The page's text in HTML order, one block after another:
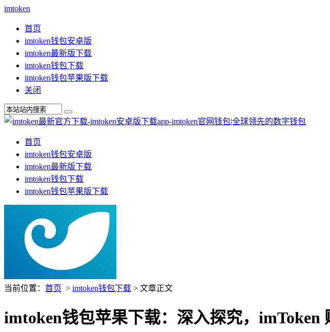
imtoken
首页
imtoken钱包安卓版
imtoken最新版下载
imtoken钱包下载
imtoken钱包苹果版下载
关闭
首页
imtoken钱包安卓版
imtoken最新版下载
imtoken钱包下载
imtoken钱包苹果版下载
当前位置： 首页 > imtoken钱包下载 > 文章正文
imtoken钱包苹果下载：深入探究，imToken